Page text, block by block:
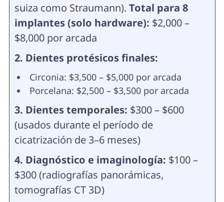
suiza como Straumann). Total para 8
implantes (solo hardware): $2,000 –
$8,000 por arcada
2. Dientes protésicos finales:
Circonia: $3,500 – $5,000 por arcada
Porcelana: $2,500 – $3,500 por arcada
3. Dientes temporales: $300 – $600
(usados durante el período de
cicatrización de 3–6 meses)
4. Diagnóstico e imaginología: $100 –
$300 (radiografías panorámicas,
tomografías CT 3D)